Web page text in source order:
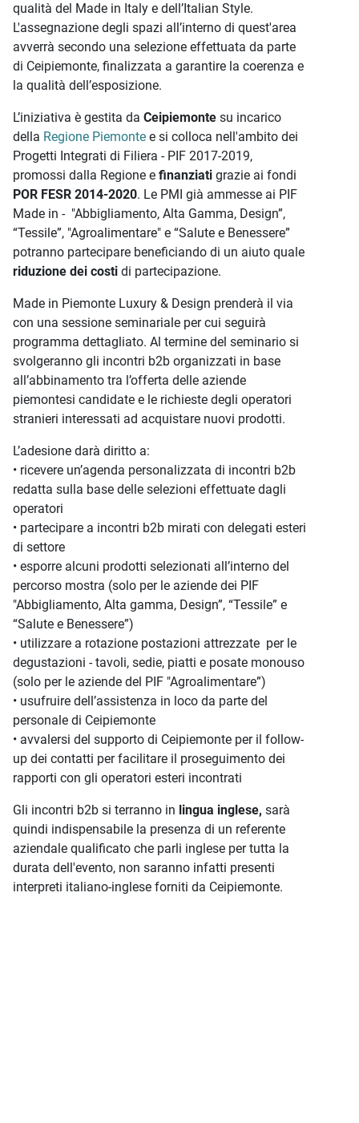
qualità del Made in Italy e dell’Italian Style.
L'assegnazione degli spazi all’interno di quest'area
avverrà secondo una selezione effettuata da parte
di Ceipiemonte, finalizzata a garantire la coerenza e
la qualità dell’esposizione.
L’iniziativa è gestita da Ceipiemonte su incarico
della Regione Piemonte e si colloca nell'ambito dei
Progetti Integrati di Filiera - PIF 2017-2019,
promossi dalla Regione e finanziati grazie ai fondi
POR FESR 2014-2020. Le PMI già ammesse ai PIF
Made in - "Abbigliamento, Alta Gamma, Design”,
“Tessile”, "Agroalimentare" e “Salute e Benessere”
potranno partecipare beneficiando di un aiuto quale
riduzione dei costi di partecipazione.
Made in Piemonte Luxury & Design prenderà il via
con una sessione seminariale per cui seguirà
programma dettagliato. Al termine del seminario si
svolgeranno gli incontri b2b organizzati in base
all’abbinamento tra l’offerta delle aziende
piemontesi candidate e le richieste degli operatori
stranieri interessati ad acquistare nuovi prodotti.
L’adesione darà diritto a:
• ricevere un’agenda personalizzata di incontri b2b
redatta sulla base delle selezioni effettuate dagli
operatori
• partecipare a incontri b2b mirati con delegati esteri
di settore
• esporre alcuni prodotti selezionati all’interno del
percorso mostra (solo per le aziende dei PIF
"Abbigliamento, Alta gamma, Design”, “Tessile” e
“Salute e Benessere”)
• utilizzare a rotazione postazioni attrezzate per le
degustazioni - tavoli, sedie, piatti e posate monouso
(solo per le aziende del PIF "Agroalimentare”)
• usufruire dell’assistenza in loco da parte del
personale di Ceipiemonte
• avvalersi del supporto di Ceipiemonte per il follow-
up dei contatti per facilitare il proseguimento dei
rapporti con gli operatori esteri incontrati
Gli incontri b2b si terranno in lingua inglese, sarà
quindi indispensabile la presenza di un referente
aziendale qualificato che parli inglese per tutta la
durata dell'evento, non saranno infatti presenti
interpreti italiano-inglese forniti da Ceipiemonte.